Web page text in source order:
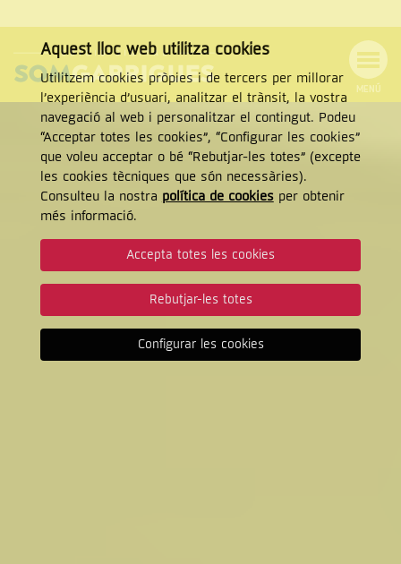
Menú
navegació
MENÚ
Cercar
Aquest lloc web utilitza cookies
Utilitzem cookies pròpies i de tercers per millorar
l’experiència d’usuari, analitzar el trànsit, la vostra
navegació al web i personalitzar el contingut. Podeu
“Acceptar totes les cookies”, “Configurar les cookies”
que voleu acceptar o bé “Rebutjar-les totes” (excepte
les cookies tècniques que són necessàries).
Consulteu la nostra política de cookiesper obtenir
més informació.
Accepta totes les cookies
Rebutjar-les totes
Configurar les cookies